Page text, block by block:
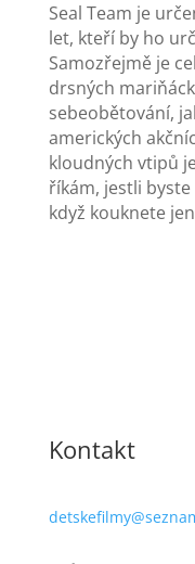
Seal Team je
let, kteří by ho
Samozřejmě je
drsných
sebeobětování,
amerických
kloudných vtipů
říkám, jestli
když kouknete
Kontakt